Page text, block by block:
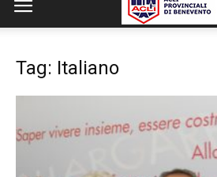
Tag: Italiano